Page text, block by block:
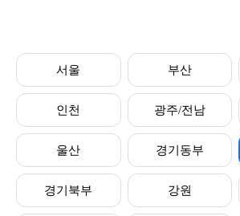
서울 부산
인천 광주/전남
울산 경기동부
경기북부 강원